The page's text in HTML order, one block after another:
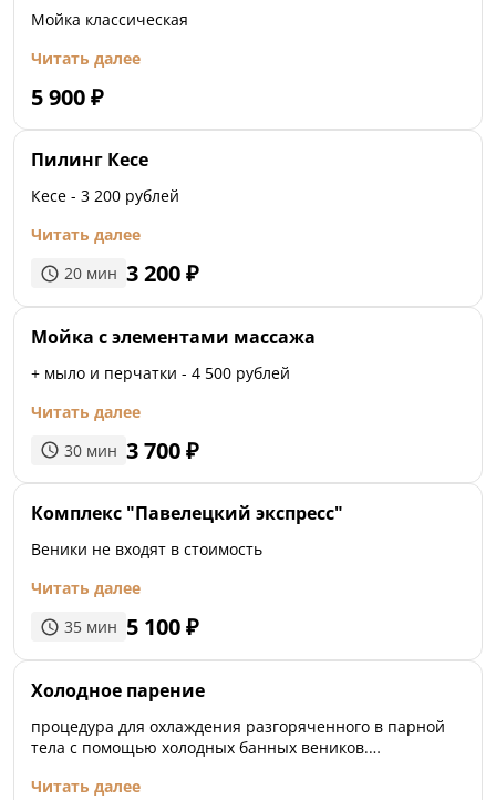
Мойка классическая
Читать далее
5 900₽
Пилинг Кесе
Кесе - 3 200 рублей
Читать далее
20 мин 3 200₽
Мойка с элементами массажа
+ мыло и перчатки - 4 500 рублей
Читать далее
30 мин 3 700₽
Комплекс "Павелецкий экспресс"
Веники не входят в стоимость
Читать далее
35 мин 5 100₽
Холодное парение
процедура для охлаждения разгоряченного в парной
тела с помощью холодных банных веников.
Читать далее